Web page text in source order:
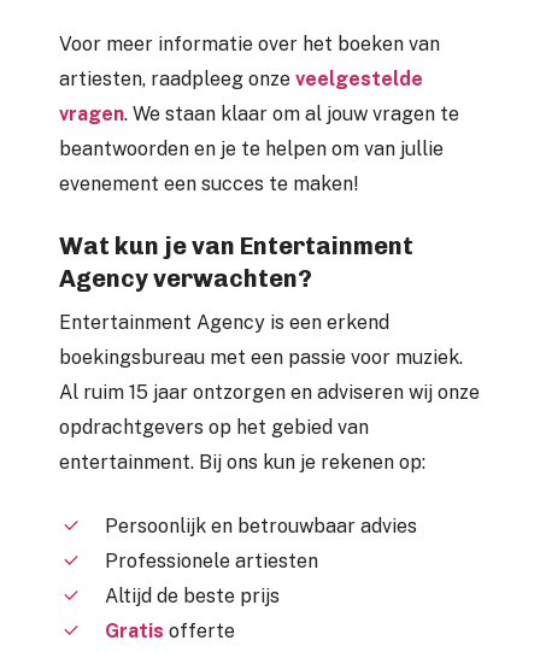
Voor meer informatie over het boeken van
artiesten, raadpleeg onze veelgestelde
vragen. We staan klaar om al jouw vragen te
beantwoorden en je te helpen om van jullie
evenement een succes te maken!
Wat kun je van Entertainment
Agency verwachten?
Entertainment Agency is een erkend
boekingsbureau met een passie voor muziek.
Al ruim 15 jaar ontzorgen en adviseren wij onze
opdrachtgevers op het gebied van
entertainment. Bij ons kun je rekenen op:
Persoonlijk en betrouwbaar advies
Professionele artiesten
Altijd de beste prijs
Gratis offerte